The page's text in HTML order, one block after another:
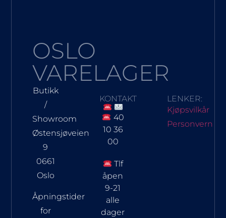
OSLO
VARELAGER
Butikk
/
Showroom
Østensjøveien
9
0661
Oslo
Åpningstider
for
KONTAKT
40
10 36
00
Tlf
åpen
9-21
alle
dager
LENKER:
Kjøpsvilkår
Personvern